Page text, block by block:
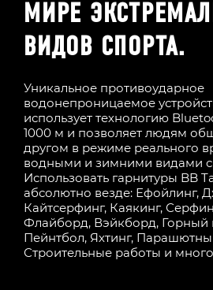
МИРЕ
ВИДОВ СПОРТА.
Уникальное противоударное
водонепроницаемое
использует технологию
1000 м и позволяет людям
другом в режиме реального
водными и зимними видами
Использовать гарнитуры BB
абсолютно везде: Ефойлинг,
Кайтсерфинг, Каякинг,
Флайборд, Вэйкборд, Горный
Пейнтбол, Яхтинг,
Строительные работы и